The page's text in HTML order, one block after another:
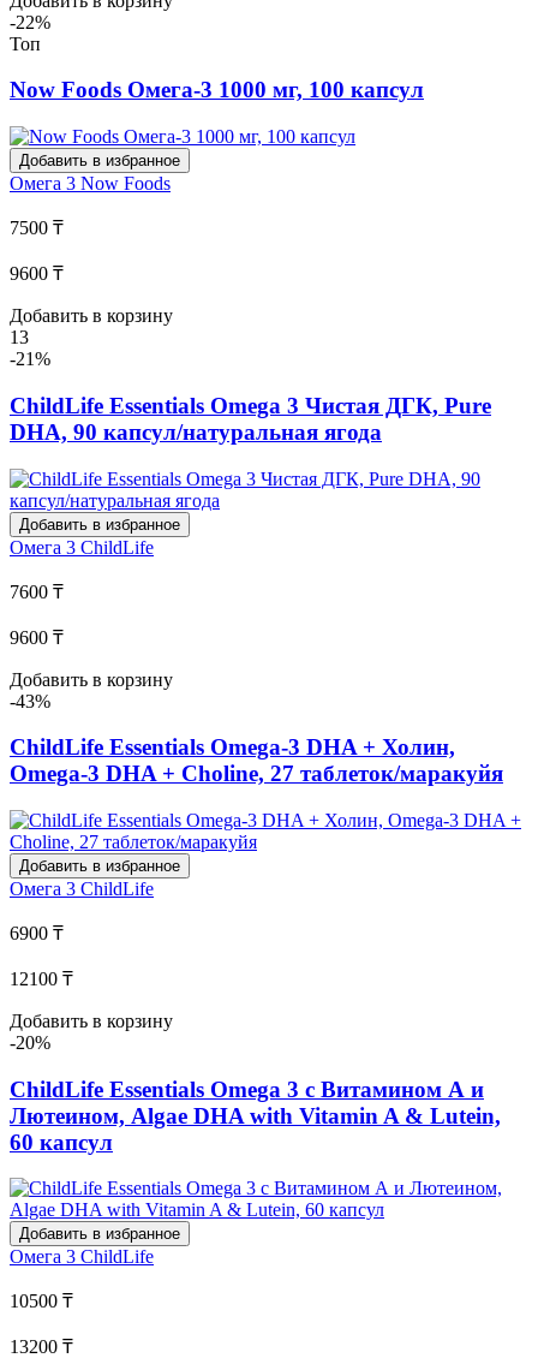
-22%
Топ
Now Foods Омега-3 1000 мг, 100 капсул
Добавить в избранное
Омега 3 Now Foods
7500 ₸
9600 ₸
Добавить в корзину
13
-21%
ChildLife Essentials Omega 3 Чистая ДГК, Pure
DHA, 90 капсул/натуральная ягода
Добавить в избранное
Омега 3 ChildLife
7600 ₸
9600 ₸
Добавить в корзину
-43%
ChildLife Essentials Omega-3 DHA + Холин,
Omega-3 DHA + Choline, 27 таблеток/маракуйя
Добавить в избранное
Омега 3 ChildLife
6900 ₸
12100 ₸
Добавить в корзину
-20%
ChildLife Essentials Omega 3 с Витамином А и
Лютеином, Algae DHA with Vitamin A & Lutein,
60 капсул
Добавить в избранное
Омега 3 ChildLife
10500 ₸
13200 ₸